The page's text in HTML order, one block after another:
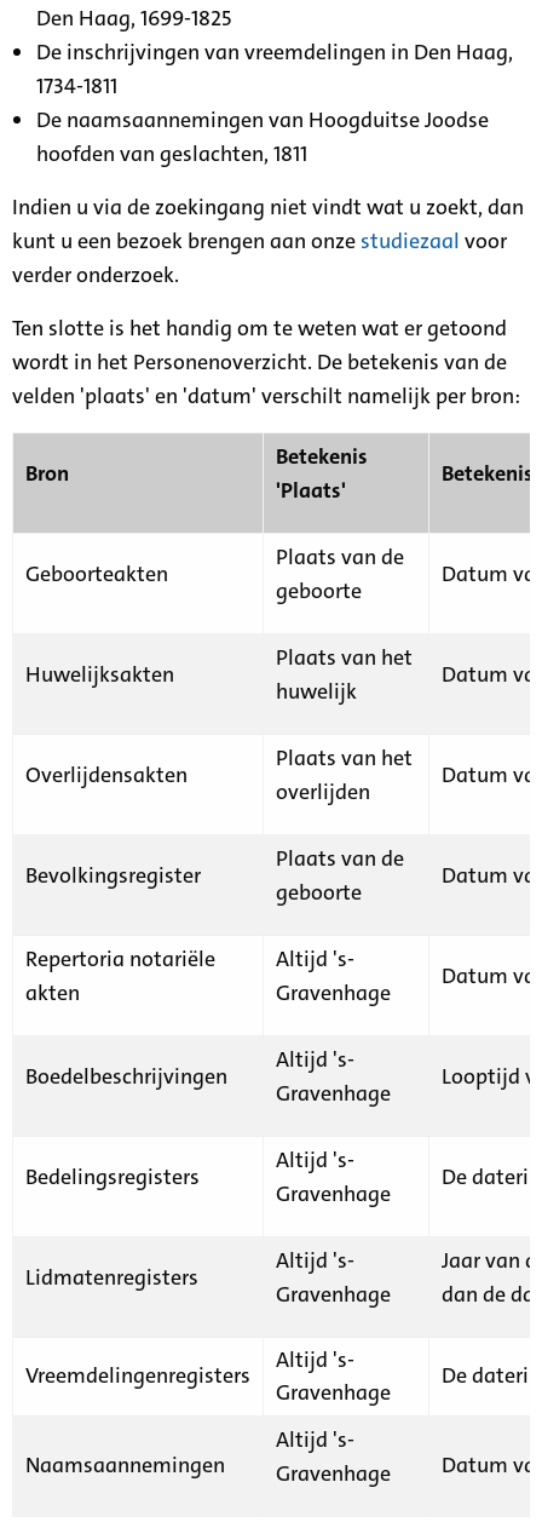
Den Haag, 1699-1825
De inschrijvingen van vreemdelingen in Den Haag,
1734-1811
De naamsaannemingen van Hoogduitse Joodse
hoofden van geslachten, 1811
Indien u via de zoekingang niet vindt wat u zoekt, dan
kunt u een bezoek brengen aan onze studiezaal voor
verder onderzoek.
Ten slotte is het handig om te weten wat er getoond
wordt in het Personenoverzicht. De betekenis van de
velden 'plaats' en 'datum' verschilt namelijk per bron:
Bron
Betekenis
'Plaats'
Geboorteakten
Plaats van de
geboorte
Datum
Huwelijksakten
Plaats van het
huwelijk
Datum
Overlijdensakten
Plaats van het
overlijden
Datum
Bevolkingsregister
Plaats van de
geboorte
Datum
Repertoria notariële
akten
Altijd 's-
Gravenhage
Datum
Boedelbeschrijvingen
Altijd 's-
Gravenhage
Looptijd
Bedelingsregisters
Altijd 's-
Gravenhage
De
Lidmatenregisters
Altijd 's-
Gravenhage
Jaar van
dan de
Vreemdelingenregisters
Altijd 's-
Gravenhage
De
Naamsaannemingen
Altijd 's-
Gravenhage
Datum